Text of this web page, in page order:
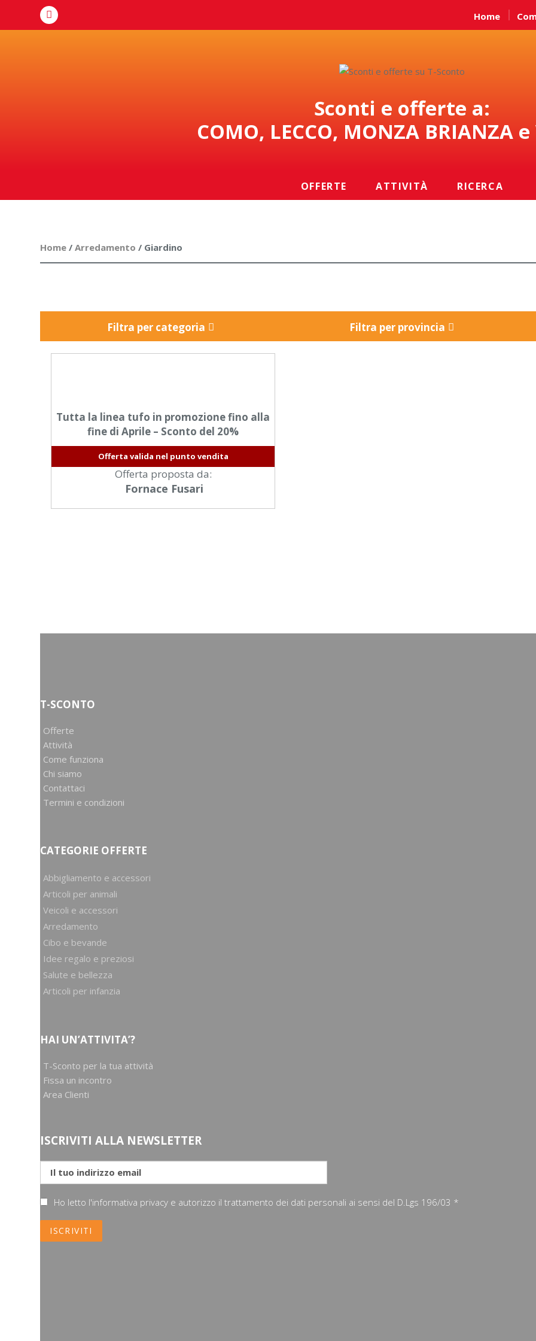
Home
Sconti e offerte a:
COMO, LECCO, MONZA BRIANZA e
OFFERTE ATTIVITÀ RICERCA
Home /Arredamento / Giardino
Filtra per categoria Filtra per provincia
Tutta la linea tufo in promozione fino alla
fine di Aprile – Sconto del 20%
Offerta valida nel punto vendita
Offerta proposta da:
Fornace Fusari
T-SCONTO
Offerte
Attività
Come funziona
Chi siamo
Contattaci
Termini e condizioni
CATEGORIE OFFERTE
Abbigliamento e accessori
Articoli per animali
Veicoli e accessori
Arredamento
Cibo e bevande
Idee regalo e preziosi
Salute e bellezza
Articoli per infanzia
HAI UN’ATTIVITA’?
T-Sconto per la tua attività
Fissa un incontro
Area Clienti
ISCRIVITI ALLA NEWSLETTER
Ho letto l'informativa privacy e autorizzo il trattamento dei dati personali ai sensi del D.Lgs 196/03 *